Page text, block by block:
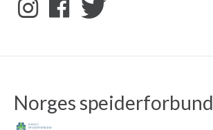
Norges speiderforbund